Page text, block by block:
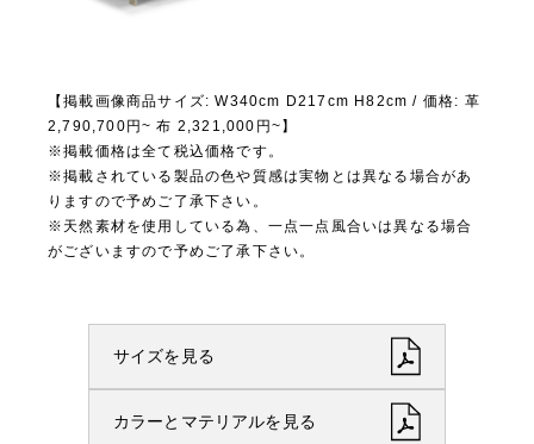
【掲載画像商品サイズ: W340cm D217cm H82cm / 価格: 革
2,790,700円~ 布 2,321,000円~】
※掲載価格は全て税込価格です。
※掲載されている製品の色や質感は実物とは異なる場合があ
りますので予めご了承下さい。
※天然素材を使用している為、一点一点風合いは異なる場合
がございますので予めご了承下さい。
サイズを見る
カラーとマテリアルを見る